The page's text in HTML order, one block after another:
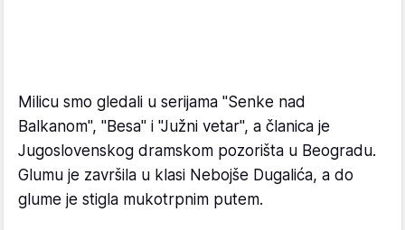
Milicu smo gledali u serijama "Senke nad
Balkanom", "Besa" i "Južni vetar", a članica je
Jugoslovenskog dramskom pozorišta u Beogradu.
Glumu je završila u klasi Nebojše Dugalića, a do
glume je stigla mukotrpnim putem.